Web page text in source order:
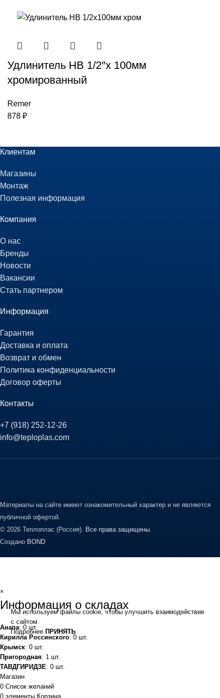
Удлинитель НВ 1/2″х 100мм
хромированный
Remer
878 ₽
Клиентам
Магазины
Монтаж
Полезная информация
Компания
О нас
Бренды
Новости
Вакансии
Стать партнером
Информация
Гарантия
Доставка и оплата
Возврат и обмен
Политика конфиденциальности
Договор оферты
Контакты
+7 (918) 252-12-26
info@teploplas.com
Материалы на сайте имеют ознакомительный характер и не являются
публичной офертой.
© 2026 Теплоплас (Россия). Все права защищены.
Создано BOND
Мы используем файлы cookie, чтобы улучшить взаимодействие
с сайтом.
Подробнее ПРИНЯТЬ
×
Информация о складах
Анапа: 0 шт.
Кирилла Россинского: 0 шт.
Крымск: 0 шт.
Пригородная: 1 шт.
ТАВДГИРИДЗЕ: 0 шт.
Магазин
0 Список желаний
0 элементы Корзина